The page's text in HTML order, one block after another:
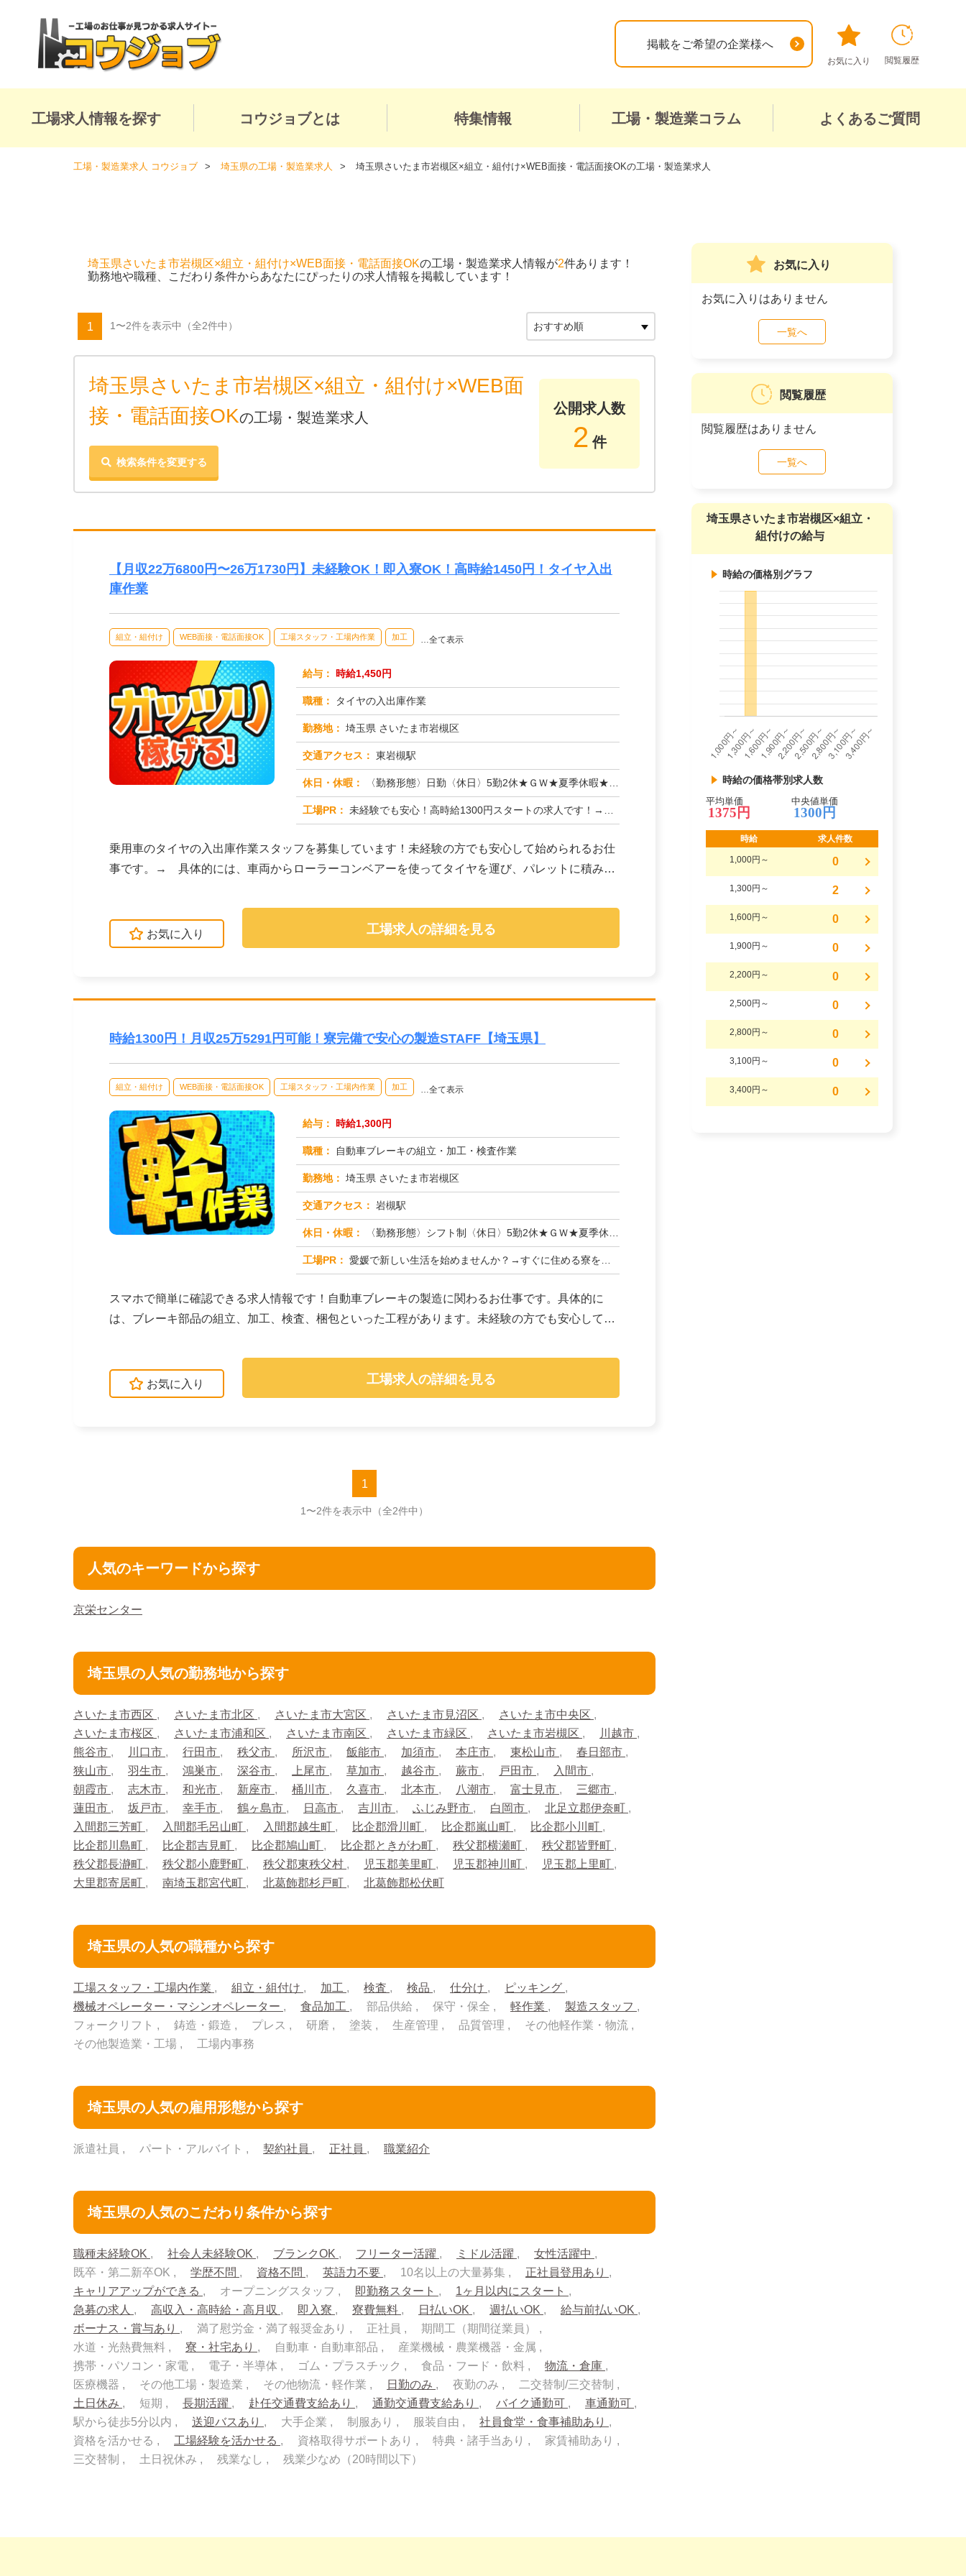
掲載をご希望の企業様へ
お気に入り 閲覧履歴
工場求人情報を探す コウジョブとは 特集情報 工場・製造業コラム よくあるご質問
工場・製造業求人 コウジョブ 埼玉県の工場・製造業求人 埼玉県さいたま市岩槻区×組立・組付け×WEB面接・電話面接OKの工場・製造業求人
埼玉県さいたま市岩槻区×組立・組付け×WEB面接・電話面接OKの工場・製造業求人情報が2件あります！
勤務地や職種、こだわり条件からあなたにぴったりの求人情報を掲載しています！
1 1〜2件を表示中 （全2件中）
埼玉県さいたま市岩槻区×組立・組付け×WEB面
接・電話面接OKの工場・製造業求人
検索条件を変更する
公開求人数
2 件
【月収22万6800円〜26万1730円】未経験OK！即入寮OK！高時給1450円！タイヤ入出
庫作業
組立・組付け WEB面接・電話面接OK 工場スタッフ・工場内作業 加工 …全て表示
給与： 時給1,450円
職種： タイヤの入出庫作業
勤務地： 埼玉県 さいたま市岩槻区
交通アクセス： 東岩槻駅
休日・休暇： 〈勤務形態〉日勤〈休日〉5勤2休★ＧＷ★夏季休暇★冬季休暇★年末年始
工場PR： 未経験でも安心！高時給1300円スタートの求人です！→ 先輩スタッフが丁寧に指導しますので、安心して始められます。...
乗用車のタイヤの入出庫作業スタッフを募集しています！未経験の方でも安心して始められるお仕
事です。→ 具体的には、車両からローラーコンベアーを使ってタイヤを運び、パレットに積み替
お気に入り 工場求人の詳細を見る
時給1300円！月収25万5291円可能！寮完備で安心の製造STAFF【埼玉県】
組立・組付け WEB面接・電話面接OK 工場スタッフ・工場内作業 加工 …全て表示
給与： 時給1,300円
職種： 自動車ブレーキの組立・加工・検査作業
勤務地： 埼玉県 さいたま市岩槻区
交通アクセス： 岩槻駅
休日・休暇： 〈勤務形態〉シフト制〈休日〉5勤2休★ＧＷ★夏季休暇★冬季休暇★年末年始
工場PR： 愛媛で新しい生活を始めませんか？→すぐに住める寮をご用意！面倒な手続きは一切不要です。ワンルーム寮は家具・家電完備...
スマホで簡単に確認できる求人情報です！自動車ブレーキの製造に関わるお仕事です。具体的に
は、ブレーキ部品の組立、加工、検査、梱包といった工程があります。未経験の方でも安心して始
お気に入り 工場求人の詳細を見る
1
1〜2件を表示中 （全2件中）
人気のキーワードから探す
京栄センター
埼玉県の人気の勤務地から探す
さいたま市西区 さいたま市北区 さいたま市大宮区 さいたま市見沼区
さいたま市中央区
さいたま市桜区
さいたま市浦和区 さいたま市南区 さいたま市緑区 さいたま市岩槻区
川越市
熊谷市
川口市 行田市 秩父市 所沢市 飯能市 加須市 本庄市 東松山市
春日部市
狭山市
羽生市 鴻巣市 深谷市 上尾市 草加市 越谷市 蕨市 戸田市
入間市
朝霞市
志木市 和光市 新座市 桶川市 久喜市 北本市 八潮市 富士見市
三郷市
蓮田市
坂戸市 幸手市 鶴ヶ島市 日高市 吉川市 ふじみ野市 白岡市
北足立郡伊奈町
入間郡三芳町
入間郡毛呂山町 入間郡越生町 比企郡滑川町 比企郡嵐山町
比企郡小川町
比企郡川島町
比企郡吉見町 比企郡鳩山町 比企郡ときがわ町 秩父郡横瀬町
秩父郡皆野町
秩父郡長瀞町
秩父郡小鹿野町 秩父郡東秩父村 児玉郡美里町 児玉郡神川町
児玉郡上里町
大里郡寄居町
南埼玉郡宮代町 北葛飾郡杉戸町 北葛飾郡松伏町
埼玉県の人気の職種から探す
工場スタッフ・工場内作業 組立・組付け 加工 検査 検品 仕分け
ピッキング
機械オペレーター・マシンオペレーター
食品加工 部品供給 保守・保全 軽作業
製造スタッフ
フォークリフト
鋳造・鍛造 プレス 研磨 塗装 生産管理 品質管理
その他軽作業・物流
その他製造業・工場
工場内事務
埼玉県の人気の雇用形態から探す
派遣社員 パート・アルバイト 契約社員 正社員 職業紹介
埼玉県の人気のこだわり条件から探す
職種未経験OK 社会人未経験OK ブランクOK フリーター活躍 ミドル活躍
女性活躍中
既卒・第二新卒OK
学歴不問 資格不問 英語力不要 10名以上の大量募集
正社員登用あり
キャリアアップができる
オープニングスタッフ 即勤務スタート
1ヶ月以内にスタート
急募の求人
高収入・高時給・高月収 即入寮 寮費無料 日払いOK 週払いOK
給与前払いOK
ボーナス・賞与あり
満了慰労金・満了報奨金あり 正社員
期間工（期間従業員）
水道・光熱費無料
寮・社宅あり 自動車・自動車部品
産業機械・農業機器・金属
携帯・パソコン・家電
電子・半導体 ゴム・プラスチック 食品・フード・飲料
物流・倉庫
医療機器
その他工場・製造業 その他物流・軽作業 日勤のみ 夜勤のみ
二交替制/三交替制
土日休み
短期 長期活躍 赴任交通費支給あり 通勤交通費支給あり バイク通勤可
車通勤可
駅から徒歩5分以内
送迎バスあり 大手企業 制服あり 服装自由
社員食堂・食事補助あり
資格を活かせる
工場経験を活かせる 資格取得サポートあり 特典・諸手当あり
家賃補助あり
三交替制
土日祝休み 残業なし 残業少なめ（20時間以下）
お気に入り
お気に入りはありません
一覧へ
閲覧履歴
閲覧履歴はありません
一覧へ
埼玉県さいたま市岩槻区×組立・
組付けの給与
時給の価格別グラフ
時給の価格帯別求人数
平均単価
1375円
中央値単価
1300円
時給 求人件数
1,000円～ 0
1,300円～ 2
1,600円～ 0
1,900円～ 0
2,200円～ 0
2,500円～ 0
2,800円～ 0
3,100円～ 0
3,400円～ 0